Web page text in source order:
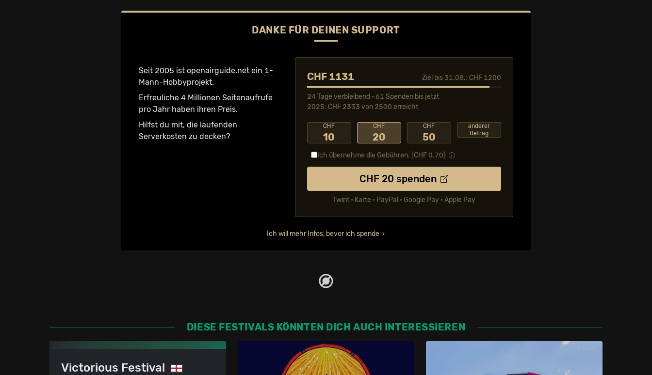
DANKE FÜR DEINEN SUPPORT
Seit 2005 ist openairguide.net ein 1-
Mann-Hobbyprojekt.
Erfreuliche 4 Millionen Seiten­aufrufe
pro Jahr haben ihren Preis.
Hilfst du mit, die laufenden
Serverkosten zu decken?
CHF 1131 Ziel bis 31.08.: CHF 1200
24 Tage verbleibend • 61 Spenden bis jetzt
2025: CHF 2333 von 2500 erreicht
CHF
10
CHF
20
CHF
50
anderer
Betrag
Ich übernehme die Gebühren. [CHF0.70
CHF 20 spenden
Twint • Karte • PayPal • Google Pay • Apple Pay
Ich will mehr Infos, bevor ich spende
DIESE FESTIVALS KÖNNTEN DICH AUCH INTERESSIEREN
Victorious Festival